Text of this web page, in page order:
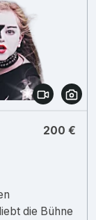
200 €
die Bühne